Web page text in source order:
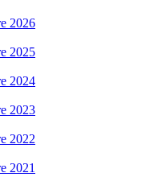
2026
2025
2024
2023
2022
2021